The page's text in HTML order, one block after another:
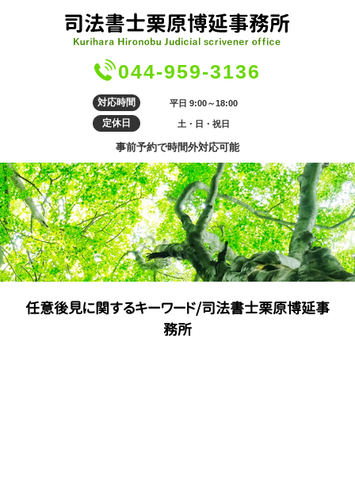
044-959-3136
対応時間 平日 9:00～18:00
定休日 土・日・祝日
事前予約で時間外対応可能
任意後見に関するキーワード/司法書士栗原博延事
務所